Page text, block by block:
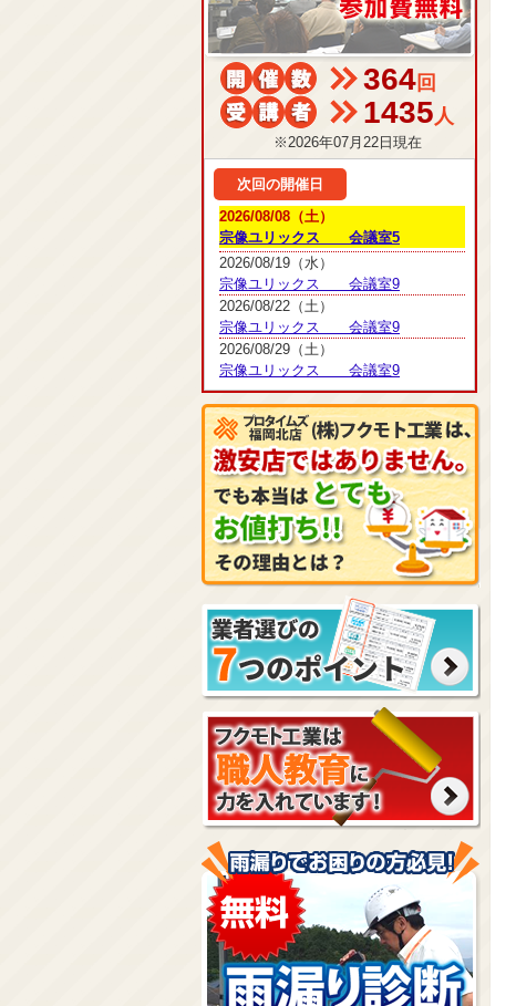
364回
1435人
※2026年07月22日現在
次回の開催日
2026/08/08（土）
宗像ユリックス 会議室5
2026/08/19（水）
宗像ユリックス 会議室9
2026/08/22（土）
宗像ユリックス 会議室9
2026/08/29（土）
宗像ユリックス 会議室9